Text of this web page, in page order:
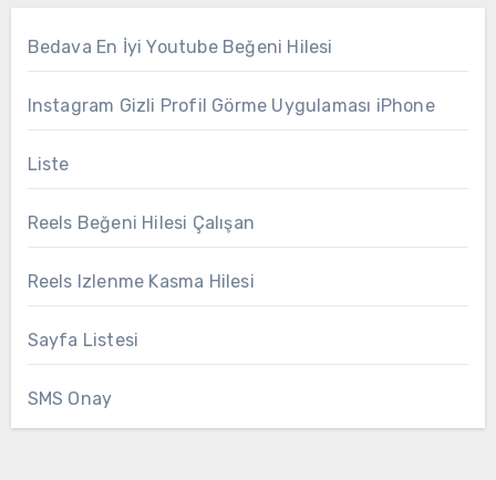
Bedava En İyi Youtube Beğeni Hilesi
Instagram Gizli Profil Görme Uygulaması iPhone
Liste
Reels Beğeni Hilesi Çalışan
Reels Izlenme Kasma Hilesi
Sayfa Listesi
SMS Onay